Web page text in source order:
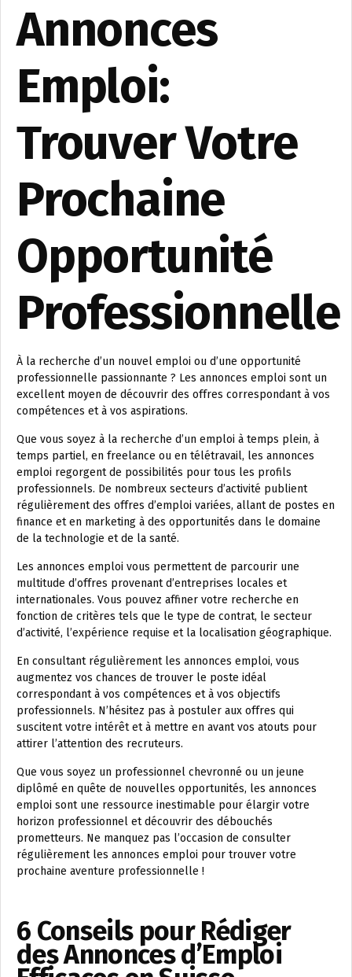
Annonces
Emploi:
Trouver Votre
Prochaine
Opportunité
Professionnelle
À la recherche d’un nouvel emploi ou d’une opportunité
professionnelle passionnante ? Les annonces emploi sont un
excellent moyen de découvrir des offres correspondant à vos
compétences et à vos aspirations.
Que vous soyez à la recherche d’un emploi à temps plein, à
temps partiel, en freelance ou en télétravail, les annonces
emploi regorgent de possibilités pour tous les profils
professionnels. De nombreux secteurs d’activité publient
régulièrement des offres d’emploi variées, allant de postes en
finance et en marketing à des opportunités dans le domaine
de la technologie et de la santé.
Les annonces emploi vous permettent de parcourir une
multitude d’offres provenant d’entreprises locales et
internationales. Vous pouvez affiner votre recherche en
fonction de critères tels que le type de contrat, le secteur
d’activité, l’expérience requise et la localisation géographique.
En consultant régulièrement les annonces emploi, vous
augmentez vos chances de trouver le poste idéal
correspondant à vos compétences et à vos objectifs
professionnels. N’hésitez pas à postuler aux offres qui
suscitent votre intérêt et à mettre en avant vos atouts pour
attirer l’attention des recruteurs.
Que vous soyez un professionnel chevronné ou un jeune
diplômé en quête de nouvelles opportunités, les annonces
emploi sont une ressource inestimable pour élargir votre
horizon professionnel et découvrir des débouchés
prometteurs. Ne manquez pas l’occasion de consulter
régulièrement les annonces emploi pour trouver votre
prochaine aventure professionnelle !
6 Conseils pour Rédiger
des Annonces d’Emploi